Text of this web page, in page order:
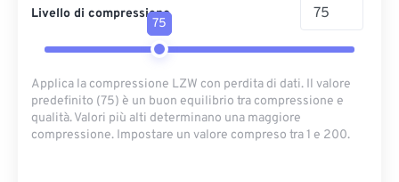
Livello di compressione
75
Applica la compressione LZW con perdita di dati. Il valore
predefinito (75) è un buon equilibrio tra compressione e
qualità. Valori più alti determinano una maggiore
compressione. Impostare un valore compreso tra 1 e 200.